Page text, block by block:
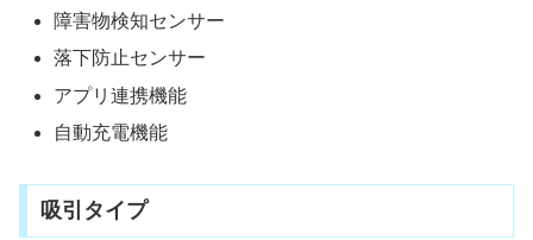
障害物検知センサー
落下防止センサー
アプリ連携機能
自動充電機能
吸引タイプ